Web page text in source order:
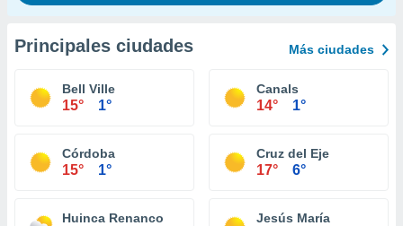
Principales ciudades Más ciudades
Bell Ville
15° 1°
Canals
14° 1°
Córdoba
15° 1°
Cruz del Eje
17° 6°
Huinca Renanco Jesús María